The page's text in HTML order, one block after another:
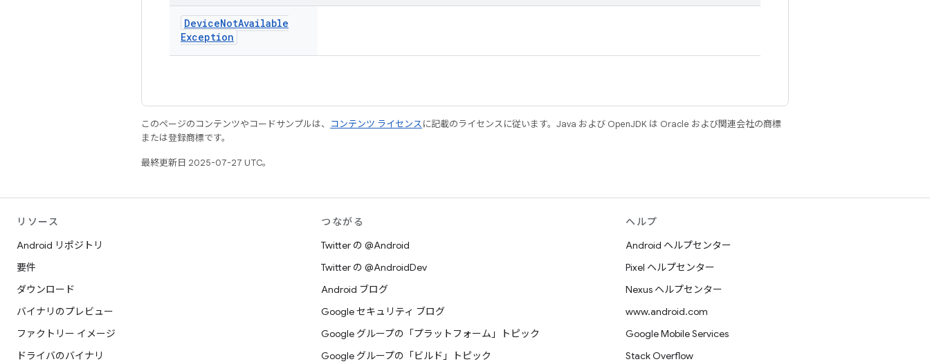
DeviceNotAvailable
Exception
このページのコンテンツやコードサンプルは、 コンテンツ ライセンスに記載のライセンスに従います。Java および OpenJDK は Oracle および関連会社の商標
または登録商標です。
最終更新日 2025-07-27 UTC。
リソース
Android リポジトリ
要件
ダウンロード
バイナリのプレビュー
ファクトリー イメージ
ドライバのバイナリ
つながる
Twitter の @Android
Twitter の @AndroidDev
Android ブログ
Google セキュリティ ブログ
Google グループの「プラットフォーム」トピック
Google グループの「ビルド」トピック
ヘルプ
Android ヘルプセンター
Pixel ヘルプセンター
Nexus ヘルプセンター
www.android.com
Google Mobile Services
Stack Overflow